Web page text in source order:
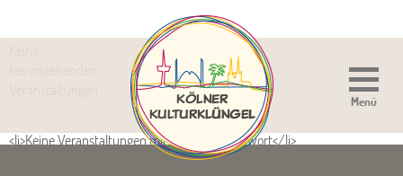
<li>Keine Veranstaltungen mit diesem Schlagwort</li>
Menü